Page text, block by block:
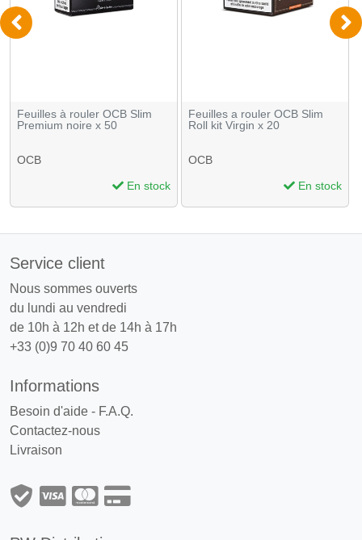
Feuilles à rouler OCB Slim
Premium noire x 50
OCB
En stock
Feuilles a rouler OCB Slim
Roll kit Virgin x 20
OCB
En stock
Service client
Nous sommes ouverts
du lundi au vendredi
de 10h à 12h et de 14h à 17h
+33 (0)9 70 40 60 45
Informations
Besoin d'aide - F.A.Q.
Contactez-nous
Livraison